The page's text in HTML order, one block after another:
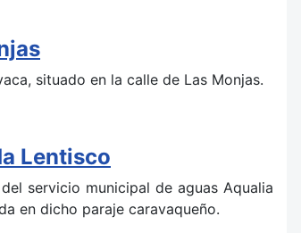
situado en la calle de Las Monjas.
Lentisco
servicio municipal de aguas Aqualia
en dicho paraje caravaqueño.